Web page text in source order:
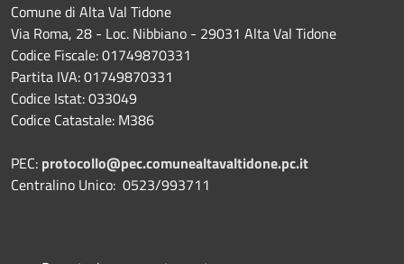
Comune di Alta Val Tidone
Via Roma, 28 - Loc. Nibbiano - 29031 Alta Val Tidone
Codice Fiscale: 01749870331
Partita IVA: 01749870331
Codice Istat: 033049
Codice Catastale: M386
PEC: protocollo@pec.comunealtavaltidone.pc.it
Centralino Unico: 0523/993711